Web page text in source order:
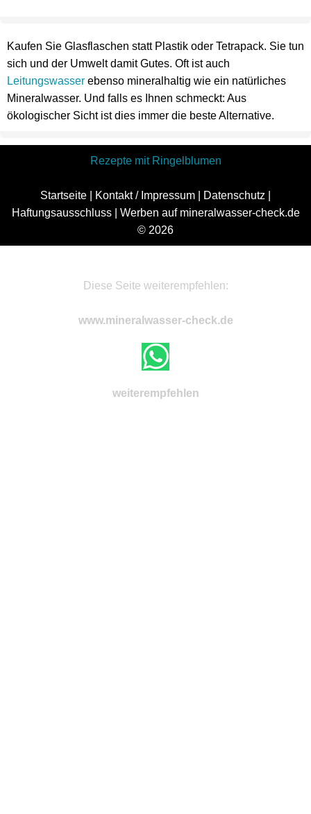
Kaufen Sie Glasflaschen statt Plastik oder Tetrapack. Sie tun
sich und der Umwelt damit Gutes. Oft ist auch
Leitungswasser ebenso mineralhaltig wie ein natürliches
Mineralwasser. Und falls es Ihnen schmeckt: Aus
ökologischer Sicht ist dies immer die beste Alternative.
Rezepte mit Ringelblumen
Startseite Kontakt / Impressum Datenschutz
Haftungsausschluss| Werben auf mineralwasser-check.de
© 2026
Diese Seite weiterempfehlen:
www.mineralwasser-check.de
weiterempfehlen